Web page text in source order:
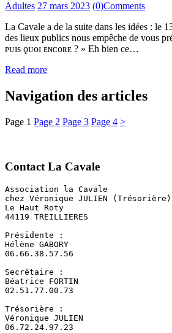
Adultes 27 mars 2023 (0)Comments
La Cavale a de la suite dans les idées : le
des lieux publics nous empêche de vous
ᴘᴜɪs ϙᴜᴏɪ ᴇɴᴄᴏʀᴇ ? » Eh bien ce…
Read more
Navigation des articles
Page 1 Page 2 Page 3 Page 4 >
Contact La Cavale
Association la Cavale
chez Véronique JULIEN
Le Haut Roty
44119 TREILLIERES
Présidente :
Hélène GABORY
06.66.38.57.56
Secrétaire :
Béatrice FORTIN
02.51.77.00.73
Trésorière :
Véronique JULIEN
06.72.24.97.23